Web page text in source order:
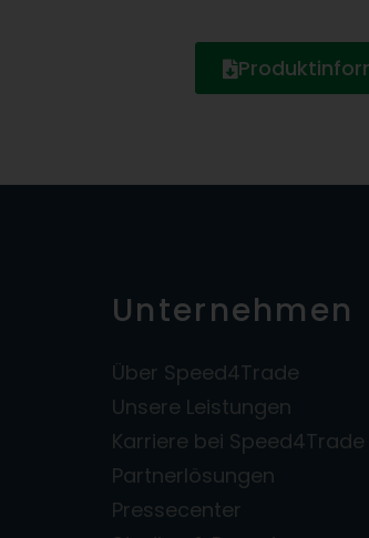
Unternehmen
Über Speed4Trade
Unsere Leistungen
Karriere bei Speed4Trade
Partnerlösungen
Pressecenter